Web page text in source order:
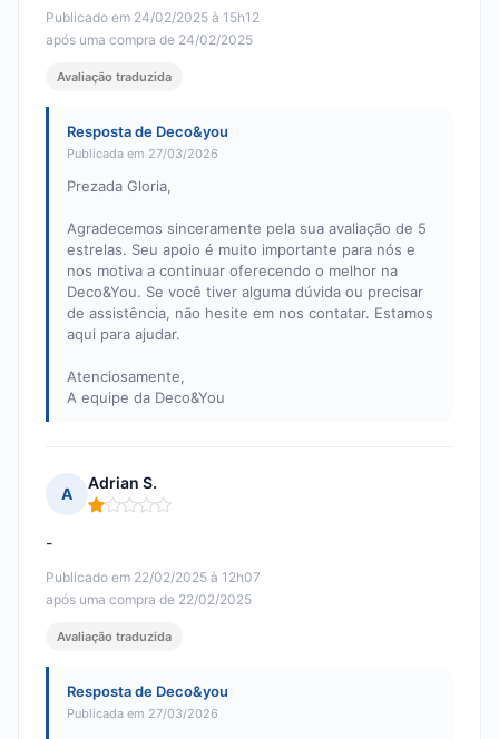
Publicado em 24/02/2025 à 15h12
após uma compra de 24/02/2025
Avaliação traduzida
Resposta de Deco&you
Publicada em 27/03/2026
Prezada Gloria,
Agradecemos sinceramente pela sua avaliação de 5
estrelas. Seu apoio é muito importante para nós e
nos motiva a continuar oferecendo o melhor na
Deco&You. Se você tiver alguma dúvida ou precisar
de assistência, não hesite em nos contatar. Estamos
aqui para ajudar.
Atenciosamente,
A equipe da Deco&You
A
Adrian S.
Nota: 1 em 5
Publicado em 22/02/2025 à 12h07
após uma compra de 22/02/2025
-
Avaliação traduzida
Resposta de Deco&you
Publicada em 27/03/2026